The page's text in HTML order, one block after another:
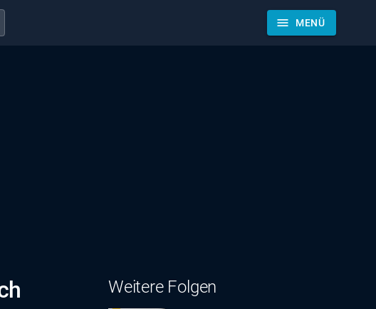
menu MENÜ
Weitere Folgen